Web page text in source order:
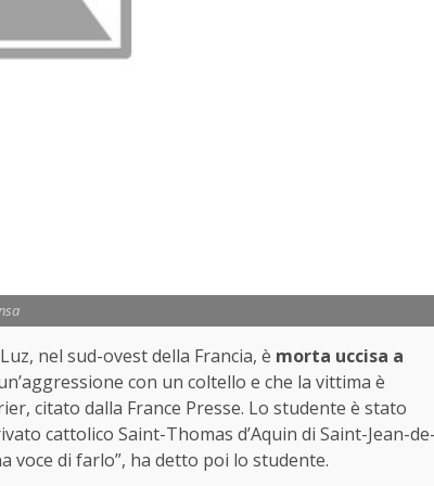
nel sud-ovest della Francia, è morta uccisa a
con un coltello e che la vittima è
citato dalla France Presse. Lo studente è stato
cattolico Saint-Thomas d’Aquin di Saint-Jean-
voce di farlo”, ha detto poi lo studente.